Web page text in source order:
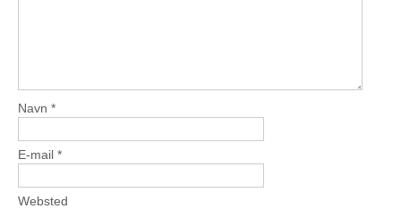
Navn *
E-mail *
Websted